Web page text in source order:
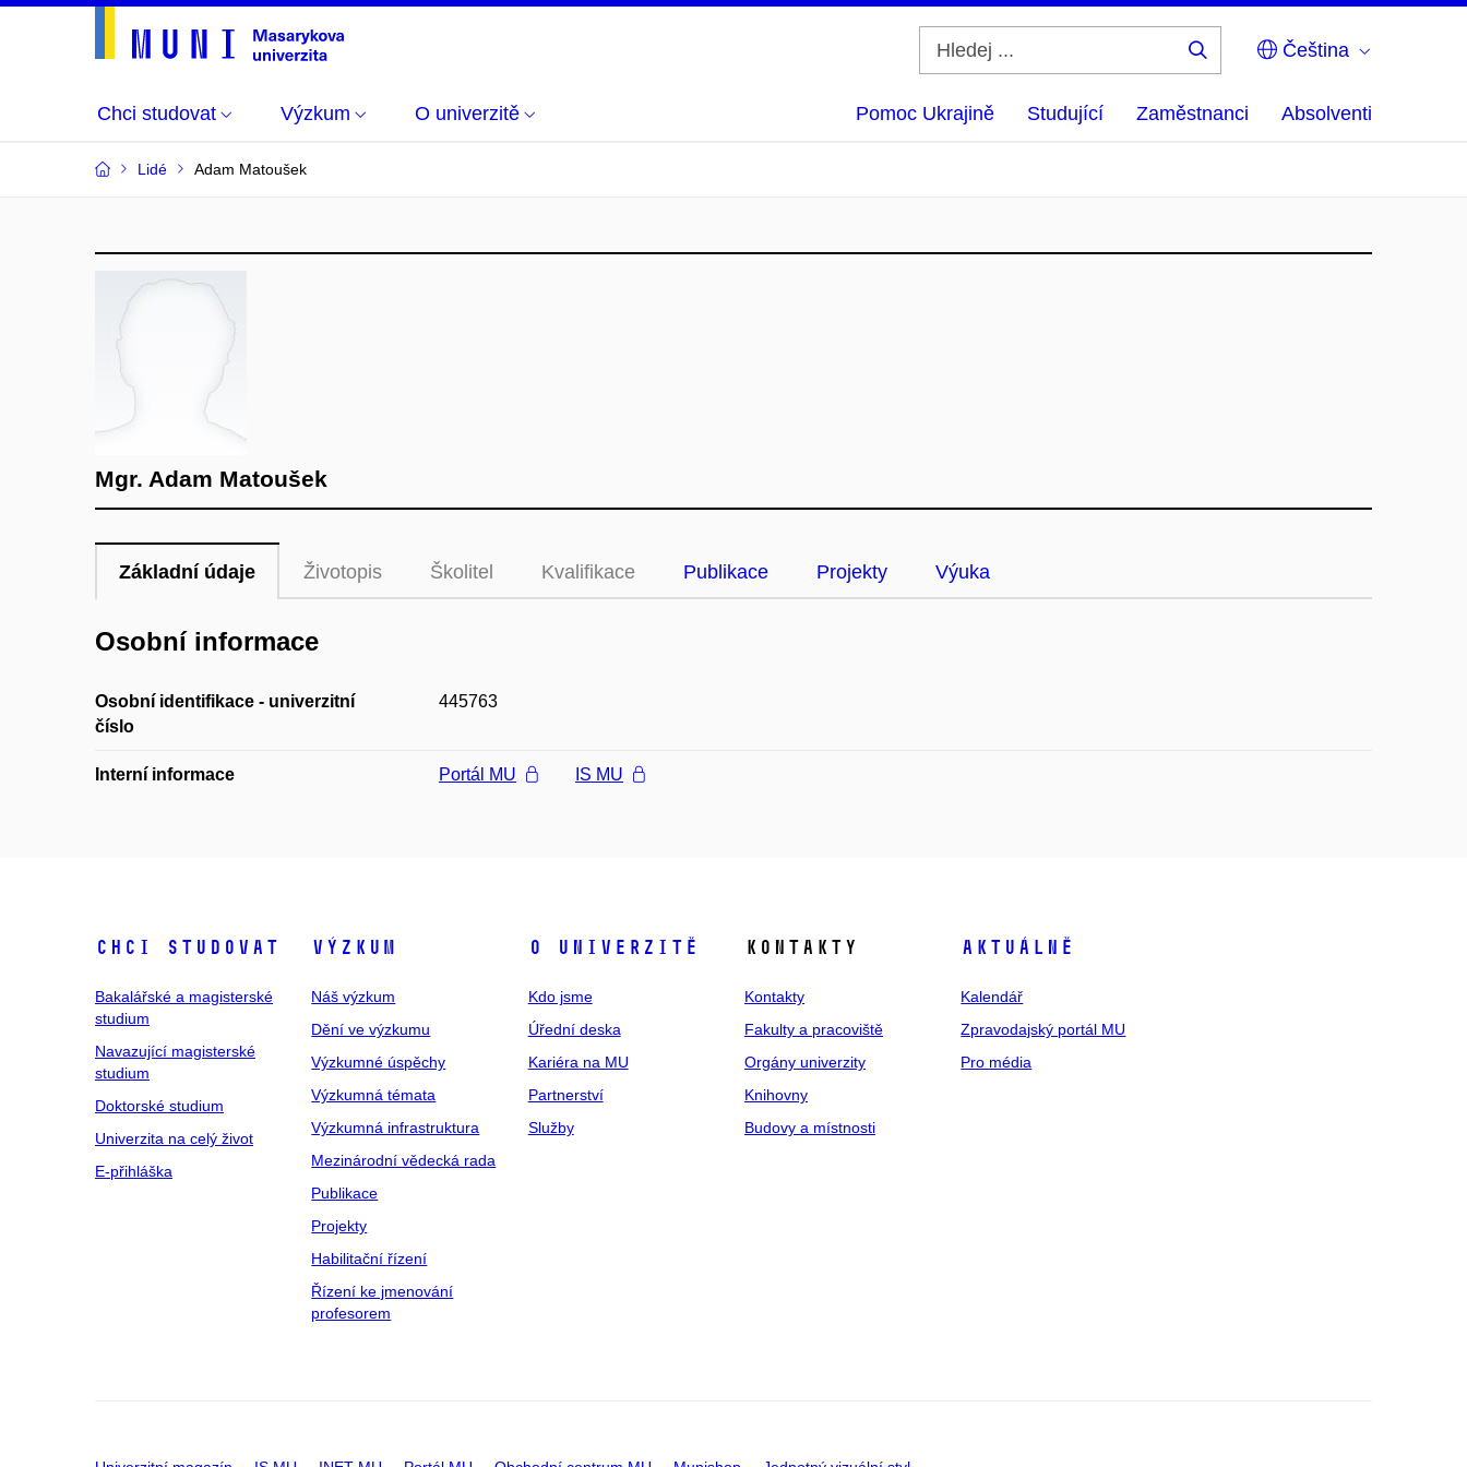
Čeština
Chci studovat Výzkum O univerzitě Pomoc Ukrajině Studující Zaměstnanci Absolventi
Lidé Adam Matoušek
Mgr. Adam Matoušek
Základní údaje Životopis Školitel Kvalifikace Publikace Projekty Výuka
Osobní informace
Osobní identifikace - univerzitní
číslo
445763
Interní informace Portál MU IS MU
Chci studovat
Bakalářské a magisterské
studium
Navazující magisterské
studium
Doktorské studium
Univerzita na celý život
E-přihláška
Výzkum
Náš výzkum
Dění ve výzkumu
Výzkumné úspěchy
Výzkumná témata
Výzkumná infrastruktura
Mezinárodní vědecká rada
Publikace
Projekty
Habilitační řízení
Řízení ke jmenování
profesorem
O univerzitě
Kdo jsme
Úřední deska
Kariéra na MU
Partnerství
Služby
Kontakty
Kontakty
Fakulty a pracoviště
Orgány univerzity
Knihovny
Budovy a místnosti
Aktuálně
Kalendář
Zpravodajský portál MU
Pro média